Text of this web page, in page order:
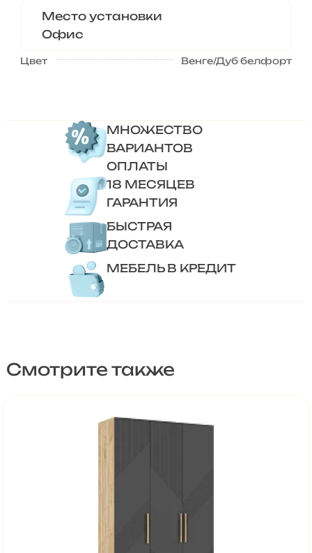
Место установки
Офис
Цвет Венге/Дуб белфорт
МНОЖЕСТВО
ВАРИАНТОВ
ОПЛАТЫ
18 МЕСЯЦЕВ
ГАРАНТИЯ
БЫСТРАЯ
ДОСТАВКА
МЕБЕЛЬ В КРЕДИТ
Смотрите также